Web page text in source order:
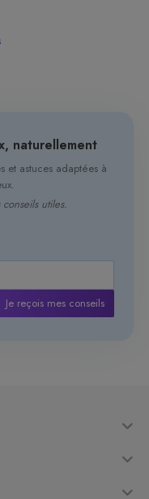
naturellement
et astuces adaptées à
utiles.
Je reçois mes conseils